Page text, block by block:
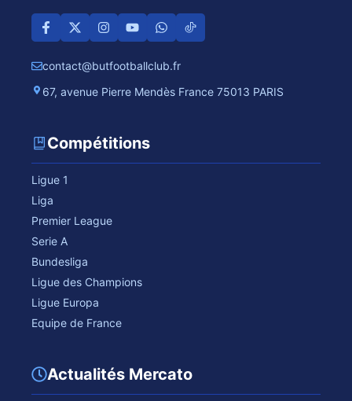
contact@butfootballclub.fr
67, avenue Pierre Mendès France 75013 PARIS
Compétitions
Ligue 1
Liga
Premier League
Serie A
Bundesliga
Ligue des Champions
Ligue Europa
Equipe de France
Actualités Mercato